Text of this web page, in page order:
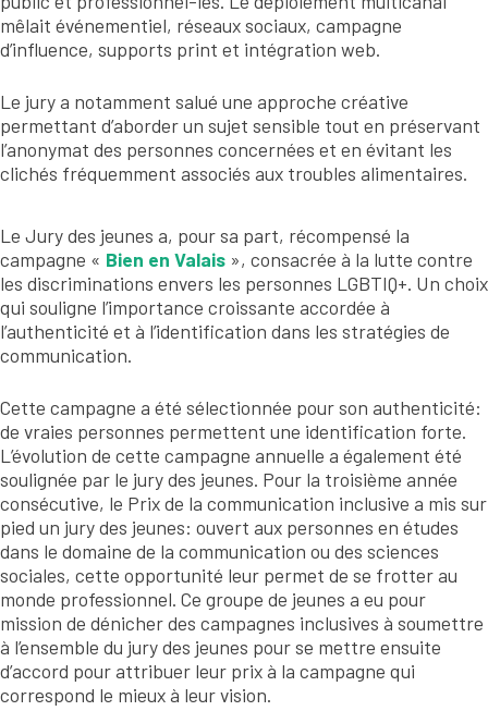
mêlait événementiel, réseaux sociaux, campagne
d’influence, supports print et intégration web.
Le jury a notamment salué une approche créative
permettant d’aborder un sujet sensible tout en préservant
l’anonymat des personnes concernées et en évitant les
clichés fréquemment associés aux troubles alimentaires.
Le Jury des jeunes a, pour sa part, récompensé la
campagne « Bien en Valais », consacrée à la lutte contre
les discriminations envers les personnes LGBTIQ+. Un choix
qui souligne l’importance croissante accordée à
l’authenticité et à l’identification dans les stratégies de
communication.
Cette campagne a été sélectionnée pour son authenticité:
de vraies personnes permettent une identification forte.
L’évolution de cette campagne annuelle a également été
soulignée par le jury des jeunes. Pour la troisième année
consécutive, le Prix de la communication inclusive a mis sur
pied un jury des jeunes: ouvert aux personnes en études
dans le domaine de la communication ou des sciences
sociales, cette opportunité leur permet de se frotter au
monde professionnel. Ce groupe de jeunes a eu pour
mission de dénicher des campagnes inclusives à soumettre
à l’ensemble du jury des jeunes pour se mettre ensuite
d’accord pour attribuer leur prix à la campagne qui
correspond le mieux à leur vision.